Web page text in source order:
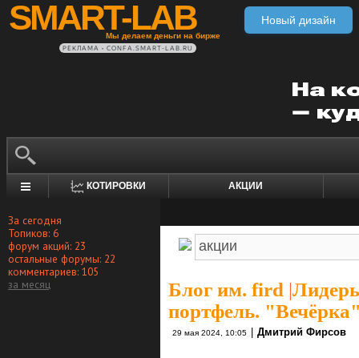
SMART-LAB
Мы делаем деньги на бирже
Новый дизайн
РЕКЛАМА • CONFA.SMART-LAB.RU
КОТИРОВКИ АКЦИИ
За сегодня
Топиков: 6
форум акций: 23
остальные форумы: 22
комментариев: 105
за месяц
Блог им. fird |
портфель.
29 мая 2024, 10:05 Дмитрий Фирсов